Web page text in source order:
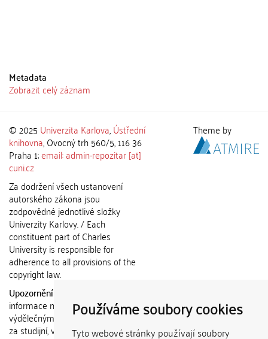
Používáme soubory cookies
Tyto webové stránky používají soubory
Metadata
Zobrazit celý záznam
© 2025 Univerzita Karlova,Ústřední
knihovna, Ovocný trh 560/5, 116 36
Praha 1;email: admin-repozitar [at]
cuni.cz
Za dodržení všech ustanovení
autorského zákona jsou
zodpovědné jednotlivé složky
Univerzity Karlovy. / Each
constituent part of Charles
University is responsible for
adherence to all provisions of the
copyright law.
Upozornění / Notice:
informace nemohou být použity k
výdělečným účelům nebo vydávány
za studijní, vědeckou nebo jinou
Theme by